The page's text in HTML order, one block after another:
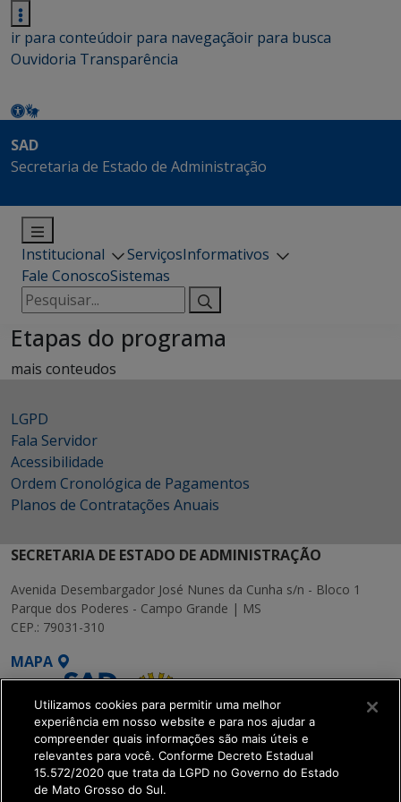
ir para conteúdoir para navegaçãoir para busca
Ouvidoria Transparência
SAD
Secretaria de Estado de Administração
Institucional ServiçosInformativos
Fale ConoscoSistemas
Pesquisar
por:
Etapas do programa
mais conteudos
LGPD
Fala Servidor
Acessibilidade
Ordem Cronológica de Pagamentos
Planos de Contratações Anuais
SECRETARIA DE ESTADO DE ADMINISTRAÇÃO
Avenida Desembargador José Nunes da Cunha s/n - Bloco 1
Parque dos Poderes - Campo Grande | MS
CEP.: 79031-310
MAPA
SETDIG | Secretaria-
Utilizamos cookies para permitir uma melhor
experiência em nosso website e para nos ajudar a
compreender quais informações são mais úteis e
relevantes para você. Conforme Decreto Estadual
15.572/2020 que trata da LGPD no Governo do Estado
de Mato Grosso do Sul.